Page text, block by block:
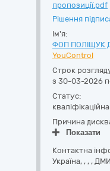
пропозиції.pdf
Рішення
Ім'я:
ФОП ПОЛІЩУК
YouControl
Строк
з 30-03-2026
Статус:
Причина
Показати
Контактна
Україна, , , ,